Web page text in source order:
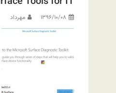
۱۳۹۶/۱۰/۰۸ مهرداد